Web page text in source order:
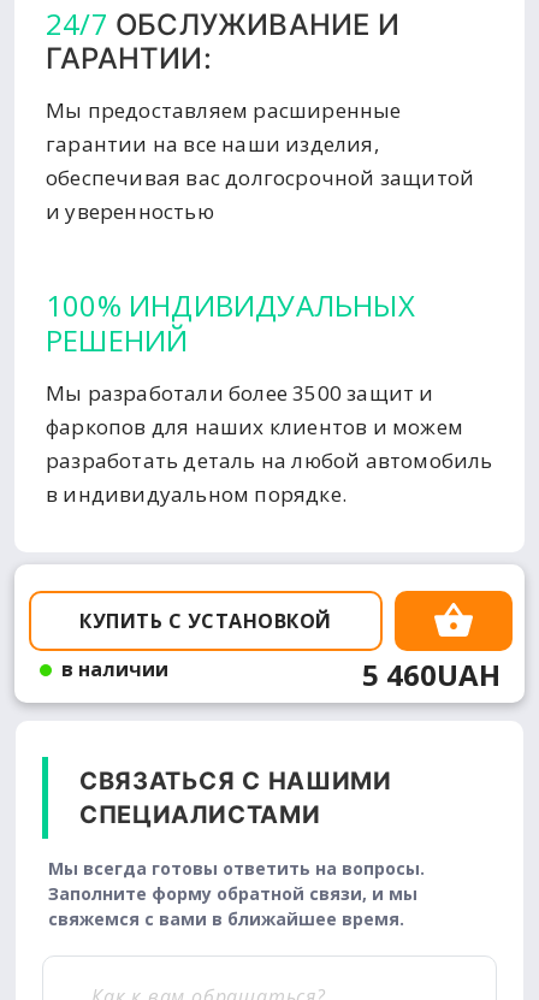
24/7 ОБСЛУЖИВАНИЕ И
ГАРАНТИИ:
Мы предоставляем расширенные
гарантии на все наши изделия,
обеспечивая вас долгосрочной защитой
и уверенностью
100% ИНДИВИДУАЛЬНЫХ
РЕШЕНИЙ
Мы разработали более 3500 защит и
фаркопов для наших клиентов и можем
разработать деталь на любой автомобиль
в индивидуальном порядке.
КУПИТЬ С УСТАНОВКОЙ
в наличии
5 460UAH
СВЯЗАТЬСЯ С НАШИМИ
СПЕЦИАЛИСТАМИ
Мы всегда готовы ответить на вопросы.
Заполните форму обратной связи, и мы
свяжемся с вами в ближайшее время.